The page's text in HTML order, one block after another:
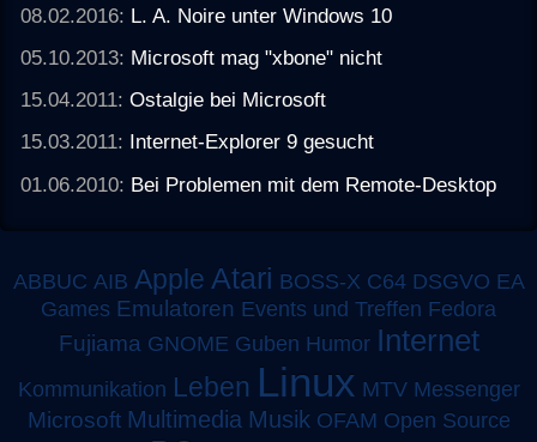
08.02.2016: L. A. Noire unter Windows 10
05.10.2013: Microsoft mag "xbone" nicht
15.04.2011:Ostalgie bei Microsoft
15.03.2011: Internet-Explorer 9 gesucht
01.06.2010: Bei Problemen mit dem Remote-Desktop
ABBUC AIB Apple Atari BOSS-X C64 DSGVO EA
Games Emulatoren Events und Treffen Fedora
Fujiama GNOME Guben Humor Internet
Kommunikation Leben Linux MTV Messenger
Microsoft Multimedia Musik OFAM Open Source